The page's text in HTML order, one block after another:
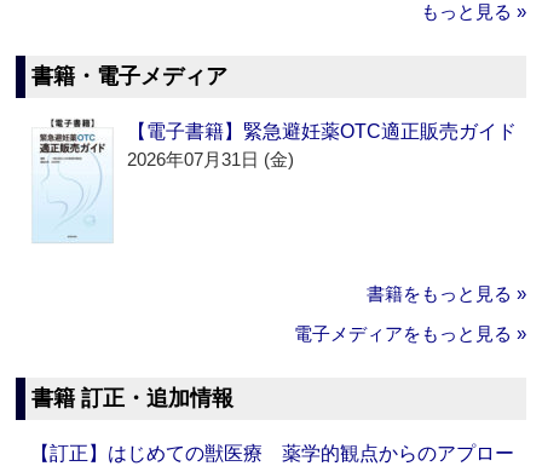
もっと見る »
書籍・電子メディア
【電子書籍】緊急避妊薬OTC適正販売ガイド
2026年07月31日 (金)
書籍をもっと見る »
電子メディアをもっと見る »
書籍 訂正・追加情報
【訂正】はじめての獣医療 薬学的観点からのアプロー